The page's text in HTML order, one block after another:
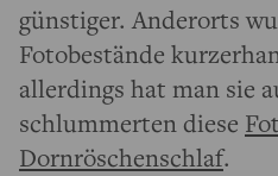
günstiger. Anderorts
Fotobestände
allerdings hat man sie
schlummerten diese
Dornröschenschlaf.